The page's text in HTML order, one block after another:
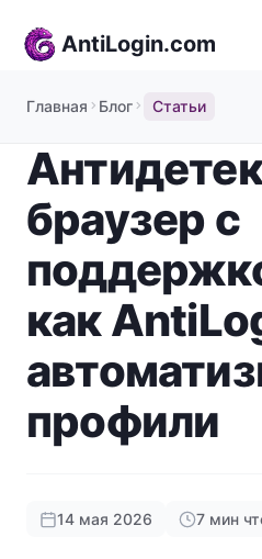
AntiLogin.com
Главная Блог Статьи
браузер с
как
профили
14 мая 2026 7 мин